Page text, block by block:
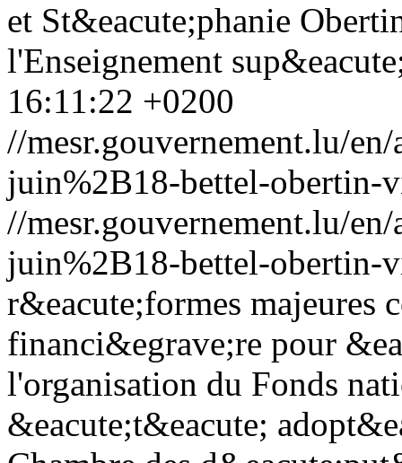
et St&eacute;phanie
l'Enseignement
16:11:22 +0200
//mesr.gouvernement.lu/
juin%2B18-bettel-obertin-
//mesr.gouvernement.lu/
juin%2B18-bettel-obertin-
r&eacute;formes majeures
financi&egrave;re pour
l'organisation du Fonds
&eacute;t&eacute;